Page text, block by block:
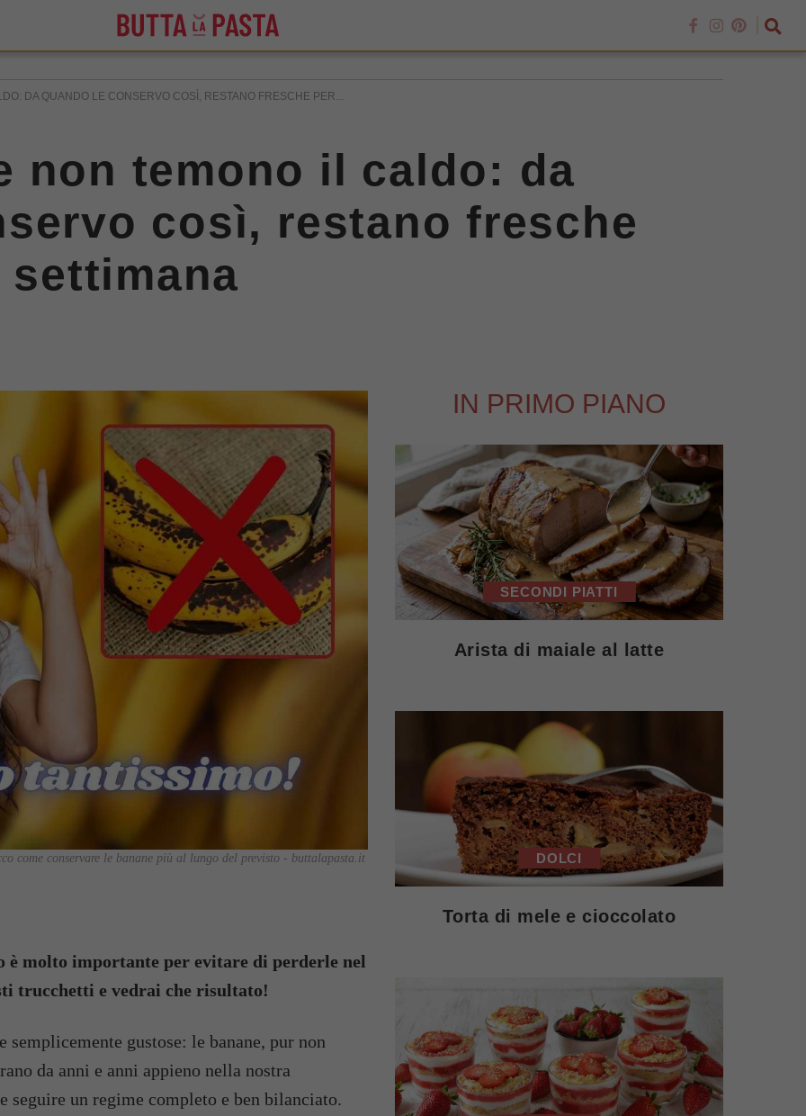
DA QUANDO LE CONSERVO COSÌ, RESTANO FRESCHE PER...
non temono il caldo: da
così, restano fresche
come conservare le banane più al lungo del previsto - buttalapasta.it
è molto importante per evitare di perderle nel
trucchetti e vedrai che risultato!
gustose: le banane, pur non
da anni e anni appieno nella nostra
seguire un regime completo e ben bilanciato.
IN PRIMO PIANO
SECONDI PIATTI
Arista di maiale al latte
DOLCI
Torta di mele e cioccolato